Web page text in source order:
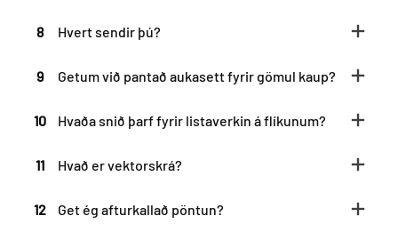
8 Hvert sendir þú?
9 Getum við pantað aukasett fyrir gömul kaup?
10 Hvaða snið þarf fyrir listaverkin á flíkunum?
11 Hvað er vektorskrá?
12 Get ég afturkallað pöntun?